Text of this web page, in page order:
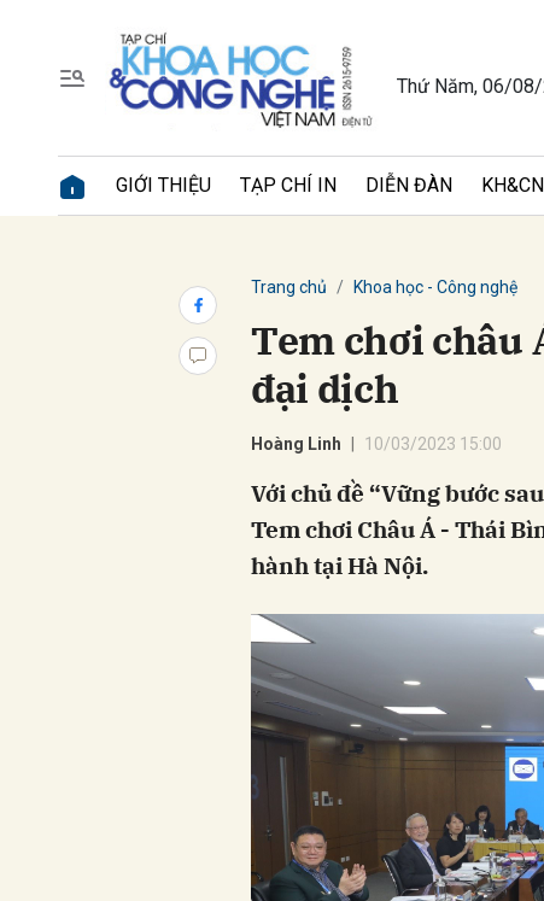
Thứ Năm, 06/
GIỚI THIỆU TẠP CHÍ IN DIỄN ĐÀN
Trang chủ Khoa học - Công nghệ
Tem chơi châu
đại dịch
Hoàng Linh 10/03/2023 15:00
Với chủ đề “Vững bước
Tem chơi Châu Á - Thái
hành tại Hà Nội.